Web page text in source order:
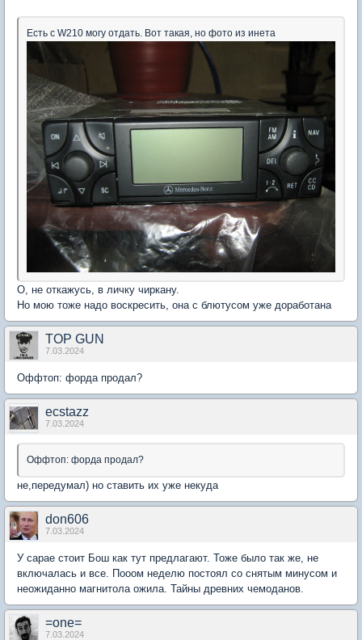
Есть с W210 могу отдать. Вот такая, но фото из инета
О, не откажусь, в личку чиркану.
Но мою тоже надо воскресить, она с блютусом уже доработана
TOP GUN
7.03.2024
Оффтоп: форда продал?
ecstazz
7.03.2024
Оффтоп: форда продал?
не,передумал) но ставить их уже некуда
don606
7.03.2024
У сарае стоит Бош как тут предлагают. Тоже было так же, не
включалась и все. Пооом неделю постоял со снятым минусом и
неожиданно магнитола ожила. Тайны древних чемоданов.
=one=
7.03.2024